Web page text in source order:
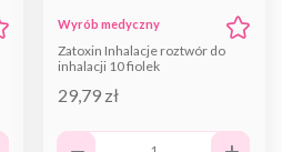
Wyrób medyczny
Zatoxin Inhalacje roztwór do
inhalacji 10 fiolek
29,79 zł